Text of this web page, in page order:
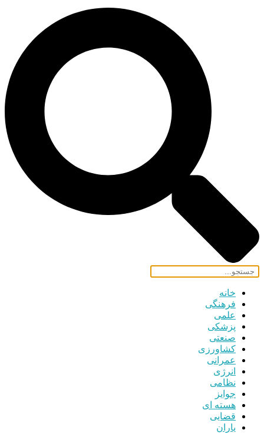
خانه
فرهنگی
علمی
پزشکی
صنعتی
کشاورزی
عمرانی
انرژی
نظامی
جوایز
هسته ای
قضایی
یاران